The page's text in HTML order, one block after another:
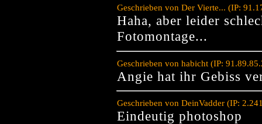
Geschrieben von Der Vierte... (IP:
Haha, aber leider
Fotomontage...
Geschrieben von habicht (IP:
Angie hat ihr Gebiss
Geschrieben von DeinVadder (IP:
Eindeutig photoshop